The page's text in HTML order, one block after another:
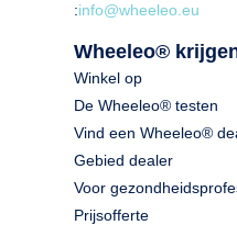
:info@wheeleo.eu
Wheeleo®
Winkel op
De Wheeleo® testen
Vind een Wheeleo®
Gebied dealer
Voor
Prijsofferte